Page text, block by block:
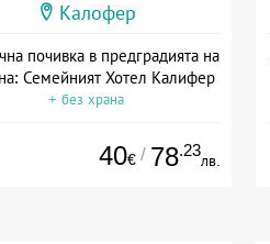
Калофер
почивка в предградията на
Семейният Хотел Калифер
+ без храна
40€ / 78.23
лв.